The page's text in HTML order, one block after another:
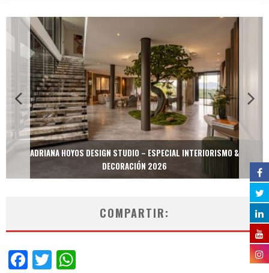
ADRIANA HOYOS DESIGN STUDIO – ESPECIAL INTERIORISMO &
DECORACIÓN 2026
COMPARTIR:
Facebook
Twitter